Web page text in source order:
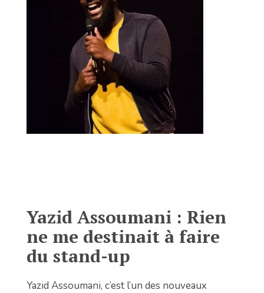
Yazid Assoumani : Rien
ne me destinait à faire
du stand-up
Yazid Assoumani, c’est l’un des nouveaux